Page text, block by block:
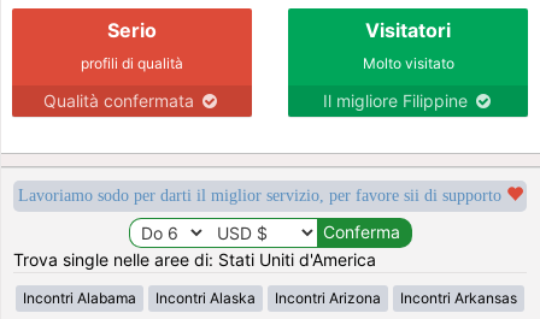
Serio
profili di qualità
Qualità confermata
Visitatori
Molto visitato
Il migliore Filippine
Lavoriamo sodo per darti il miglior servizio, per favore sii di supporto
Trova single nelle aree di: Stati Uniti d'America
Incontri Alabama Incontri Alaska Incontri Arizona Incontri Arkansas